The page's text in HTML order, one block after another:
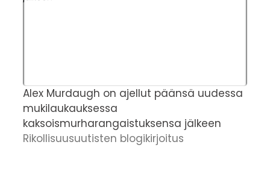
Alex Murdaugh on ajellut päänsä uudessa
mukilaukauksessa
kaksoismurharangaistuksensa jälkeen
Rikollisuusuutisten blogikirjoitus